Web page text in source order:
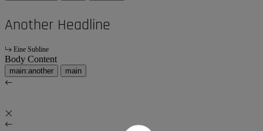
Another Headline
Eine Subline
Body Content
main:another main